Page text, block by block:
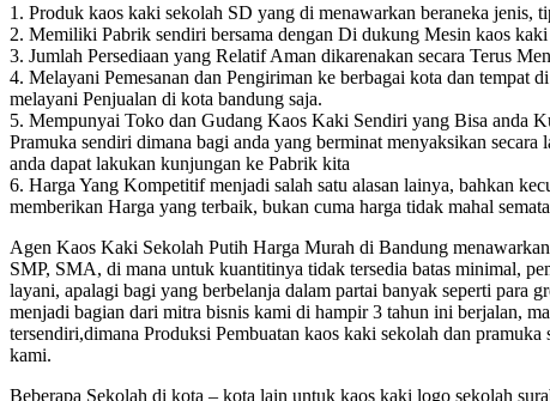
1. Produk kaos kaki sekolah SD yang di menawarkan beraneka jenis,
2. Memiliki Pabrik sendiri bersama dengan Di dukung Mesin kaos
3. Jumlah Persediaan yang Relatif Aman dikarenakan secara Terus
4. Melayani Pemesanan dan Pengiriman ke berbagai kota dan tempat
melayani Penjualan di kota bandung saja.
5. Mempunyai Toko dan Gudang Kaos Kaki Sendiri yang Bisa anda
Pramuka sendiri dimana bagi anda yang berminat menyaksikan
anda dapat lakukan kunjungan ke Pabrik kita
6. Harga Yang Kompetitif menjadi salah satu alasan lainya, bahkan
memberikan Harga yang terbaik, bukan cuma harga tidak mahal
Agen Kaos Kaki Sekolah Putih Harga Murah di Bandung
SMP, SMA, di mana untuk kuantitinya tidak tersedia batas minimal,
layani, apalagi bagi yang berbelanja dalam partai banyak seperti para
menjadi bagian dari mitra bisnis kami di hampir 3 tahun ini berjalan,
tersendiri,dimana Produksi Pembuatan kaos kaki sekolah dan
kami.
Beberapa Sekolah di kota – kota lain untuk kaos kaki logo sekolah